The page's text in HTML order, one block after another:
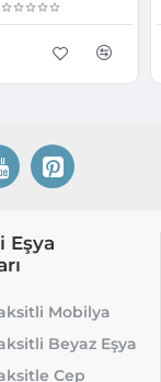
Eşya
Mobilya
Beyaz Eşya
Cep